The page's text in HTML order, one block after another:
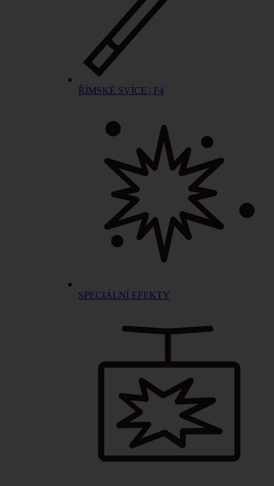
ŘÍMSKÉ SVÍCE | F4
SPECIÁLNÍ EFEKTY